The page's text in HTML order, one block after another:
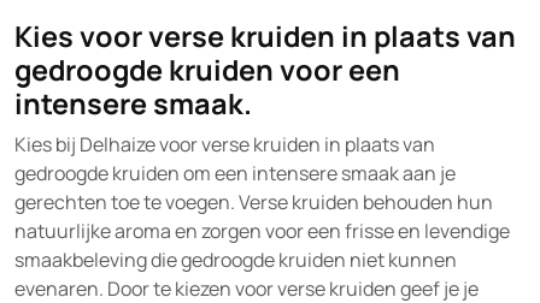
Kies voor verse kruiden in plaats van
gedroogde kruiden voor een
intensere smaak.
Kies bij Delhaize voor verse kruiden in plaats van
gedroogde kruiden om een intensere smaak aan je
gerechten toe te voegen. Verse kruiden behouden hun
natuurlijke aroma en zorgen voor een frisse en levendige
smaakbeleving die gedroogde kruiden niet kunnen
evenaren. Door te kiezen voor verse kruiden geef je je